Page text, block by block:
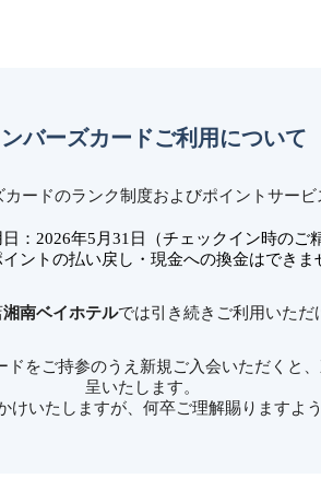
バーズカードご利用について
ードのランク制度およびポイントサービ
：2026年5月31日（チェックイン時のご
ントの払い戻し・現金への換金はできま
湘南ベイホテルでは引き続きご利用いただ
をご持参のうえ新規ご入会いただくと、
呈いたします。
けいたしますが、何卒ご理解賜りますよ